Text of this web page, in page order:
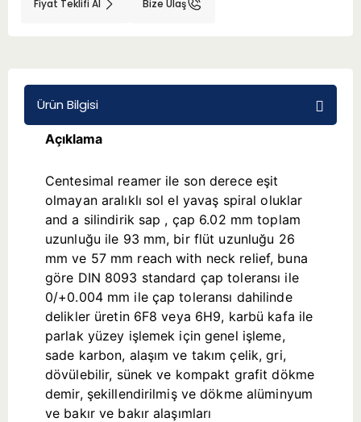
Adaptörler
Aksesuarlar
Fiyat Teklifi Al Bize Ulaş
Ürün Bilgisi
Açıklama
Centesimal reamer ile son derece eşit
olmayan aralıklı sol el yavaş spiral oluklar
and a silindirik sap , çap 6.02 mm toplam
uzunluğu ile 93 mm, bir flüt uzunluğu 26
mm ve 57 mm reach with neck relief, buna
göre DIN 8093 standard çap toleransı ile
0/+0.004 mm ile çap toleransı dahilinde
delikler üretin 6F8 veya 6H9, karbü kafa ile
parlak yüzey işlemek için genel işleme,
sade karbon, alaşım ve takım çelik, gri,
dövülebilir, sünek ve kompakt grafit dökme
demir, şekillendirilmiş ve dökme alüminyum
ve bakır ve bakır alaşımları